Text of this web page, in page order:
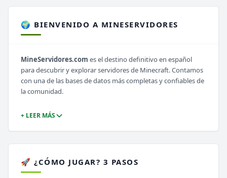
🌍 BIENVENIDO A MINESERVIDORES
MineServidores.com es el destino definitivo en español
para descubrir y explorar servidores de Minecraft. Contamos
con una de las bases de datos más completas y confiables de
la comunidad.
+ LEER MÁS
🚀 ¿CÓMO JUGAR? 3 PASOS